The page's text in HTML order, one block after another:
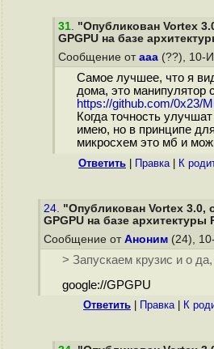
31. "Опубликован Vortex
GPGPU на базе
Сообщение от ааа (??), 10-
Самое лучшее, что я
дома, это манипулятор
https://github.com/0x23/
Когда точность
имею, но в принципе
микросхем это мб и
Ответить Правка| К
24. "Опубликован Vortex 3.0,
GPGPU на базе архитектуры
Сообщение от Аноним (24),
> Запускаем крузис и о
google://GPGPU
Ответить Правка| К